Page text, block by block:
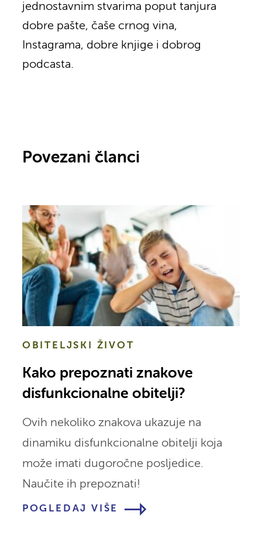
jednostavnim stvarima poput tanjura
dobre pašte, čaše crnog vina,
Instagrama, dobre knjige i dobrog
podcasta.
Povezani članci
OBITELJSKI ŽIVOT
Kako prepoznati znakove
disfunkcionalne obitelji?
Ovih nekoliko znakova ukazuje na
dinamiku disfunkcionalne obitelji koja
može imati dugoročne posljedice.
Naučite ih prepoznati!
POGLEDAJ VIŠE